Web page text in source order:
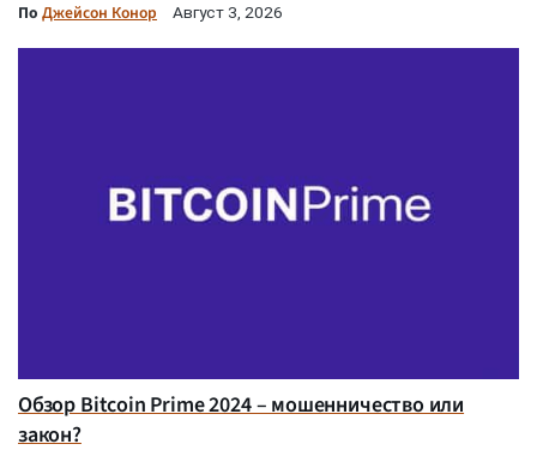
По Джейсон Конор Август 3, 2026
Обзор Bitcoin Prime 2024 – мошенничество или
закон?